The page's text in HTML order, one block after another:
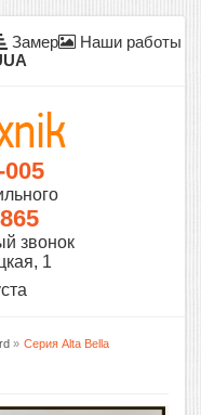
Замер
Наши работы
UA
звонок
1
» Серия Alta Bella